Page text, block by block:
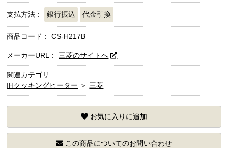
支払方法： 銀行振込 代金引換
商品コード：CS-H217B
メーカーURL： 三菱のサイトへ
関連カテゴリ
IHクッキングヒーター ＞ 三菱
お気に入りに追加
この商品についてのお問い合わせ